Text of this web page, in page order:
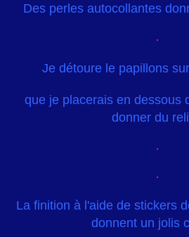
Des perles autocollantes
Je détoure le papillons
que je placerais en dessous
donner du
La finition à l'aide de stickers
donnent un jolis